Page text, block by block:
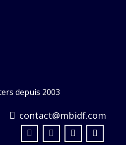
depuis 2003
contact@mbidf.com